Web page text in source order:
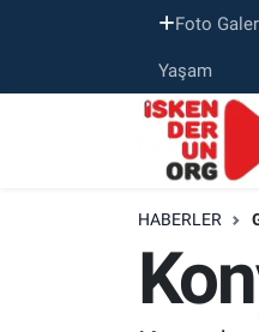
Foto
Yaşam
HABERLER